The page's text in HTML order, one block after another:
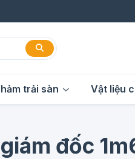
trải sàn Vật liệu
đốc